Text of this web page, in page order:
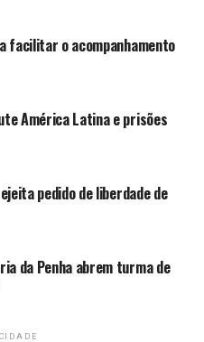
varanda, cercado de
do verão carioca de
Von Salis, então
de Comércio Suíço
trabalhadores no Brasil
Europa:
são
facilitar o acompanhamento
América Latina e prisões
pedido de liberdade de
da Penha abrem turma de